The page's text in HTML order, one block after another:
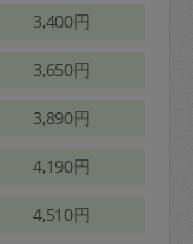
3,400円
3,650円
3,890円
4,190円
4,510円